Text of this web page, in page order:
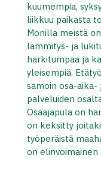
kuumempia,
liikkuu paikasta
Monilla meistä
lämmitys- ja
harkitumpaa ja
yleisempiä.
samoin osa-
palveluiden
Osaajapula on
on keksitty
työperäistä
on elinvoimainen